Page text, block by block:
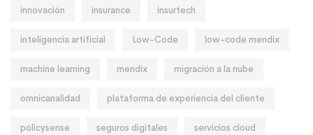
innovación insurance insurtech
inteligencia artificial Low-Code low-code mendix
machine learning mendix migración a la nube
omnicanalidad plataforma de experiencia del cliente
policysense seguros digitales servicios cloud